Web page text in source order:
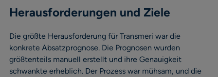
Herausforderungen und Ziele
Die größte Herausforderung für Transmeri war die
konkrete Absatzprognose. Die Prognosen wurden
größtenteils manuell erstellt und ihre Genauigkeit
schwankte erheblich. Der Prozess war mühsam, und die